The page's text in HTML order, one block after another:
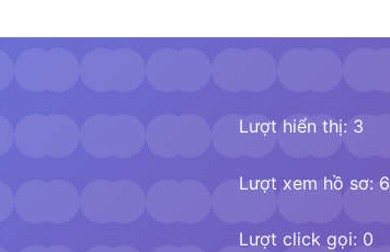
Lượt hiển thị: 3
Lượt xem hồ sơ: 6
Lượt click gọi: 0